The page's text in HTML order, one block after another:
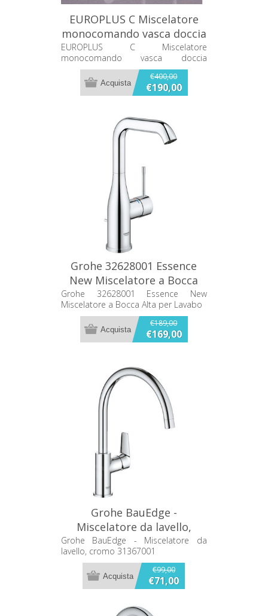
EUROPLUS C Miscelatore
monocomando vasca doccia
33471L00
EUROPLUS C Miscelatore
monocomando vasca doccia
33471L00 CON DOTAZIONE DOCCIA E
FLESSIBILE COLORE BIANCO
€400,00
€190,00
Grohe 32628001 Essence
New Miscelatore a Bocca
Alta per Lavabo
Grohe 32628001 Essence New
Miscelatore a Bocca Alta per Lavabo
€189,00
€169,00
Grohe BauEdge -
Miscelatore da lavello,
cromo 31367001
Grohe BauEdge - Miscelatore da
lavello, cromo 31367001
€99,00
€71,00